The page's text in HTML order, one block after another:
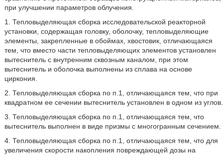
при улучшении параметров облучения.
1. Тепловыделяющая сборка исследовательской реакторной
установки, содержащая головку, оболочку, тепловыделяющие
элементы, закрепленные в обоймах, хвостовик, отличающаяся
тем, что вместо части тепловыделяющих элементов установлен
вытеснитель с внутренним сквозным каналом, при этом
вытеснитель и оболочка выполнены из сплава на основе
циркония.
2. Тепловыделяющая сборка по п.1, отличающаяся тем, что при
квадратном ее сечении вытеснитель установлен в одном из углов.
3. Тепловыделяющая сборка по п.1, отличающаяся тем, что
вытеснитель выполнен в виде призмы с многогранным сечением.
4. Тепловыделяющая сборка по п.1, отличающаяся тем, что для
увеличения скорости накопления повреждающей дозы на